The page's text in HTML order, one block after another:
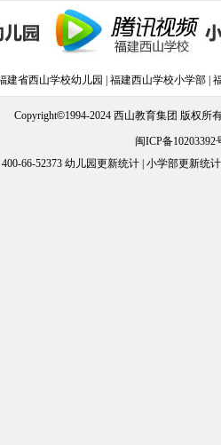
建省西山学校幼儿园 福建西山学校小学部
Copyright©1994-2024 西山教育集团 版权所
闽ICP备10203392
幼儿园更新统计| 小学部更新统计